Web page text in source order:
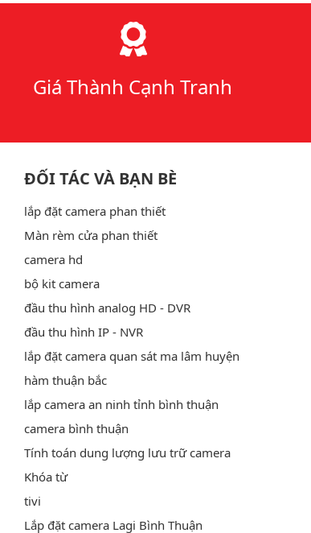
Giá Thành Cạnh Tranh
ĐỐI TÁC VÀ BẠN BÈ
lắp đặt camera phan thiết
Màn rèm cửa phan thiết
camera hd
bộ kit camera
đầu thu hình analog HD - DVR
đầu thu hình IP - NVR
lắp đặt camera quan sát ma lâm huyện
hàm thuận bắc
lắp camera an ninh tỉnh bình thuận
camera bình thuận
Tính toán dung lượng lưu trữ camera
Khóa từ
tivi
Lắp đặt camera Lagi Bình Thuận